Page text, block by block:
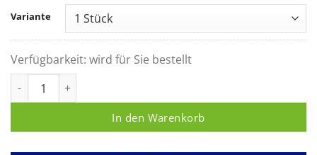
Variante
Verfügbarkeit: wird für Sie bestellt
In den Warenkorb